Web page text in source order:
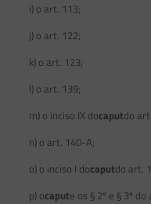
i) o art. 113;
j) o art. 122;
k) o art. 123;
l) o art. 139;
m) o inciso IX docaputdo
n) o art. 140-A;
o) o inciso I docaputdo art.
p) ocapute os § 2º e § 3º